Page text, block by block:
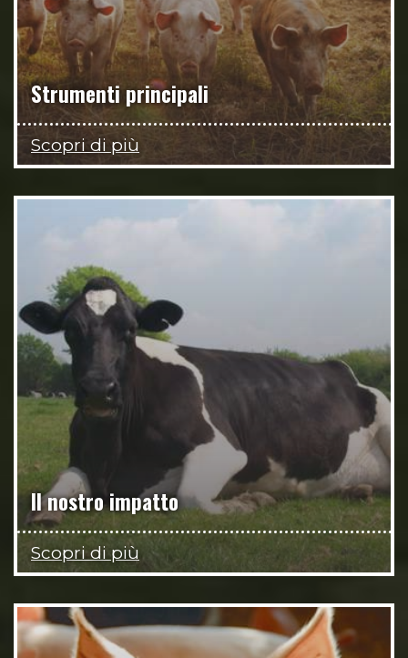
Strumenti principali
Scopri di più
Il nostro impatto
Scopri di più